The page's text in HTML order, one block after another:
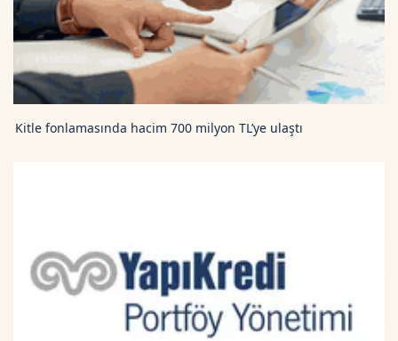
Kitle fonlamasında hacim 700 milyon TL’ye ulaştı